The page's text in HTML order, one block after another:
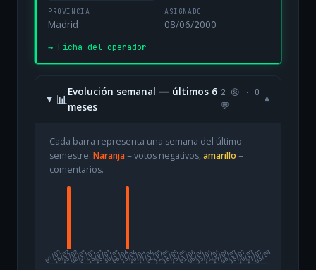
PROVINCIA
Madrid
ASIGNADO
08/06/2000
→ Ficha del operador
📊
Evolución semanal — últimos 6
meses
2 😡 · 0
💬
▾
Cada barra representa una semana del último
semestre. Naranja= votos negativos, amarillo =
comentarios.
09/02
16/0223/0202/0309/0316/0323/0330/0306/0413/0420/0427/0404/0511/0518/0525/0501/0608/0615/0622/0629/0606/0713/0720/0727/07
03/08